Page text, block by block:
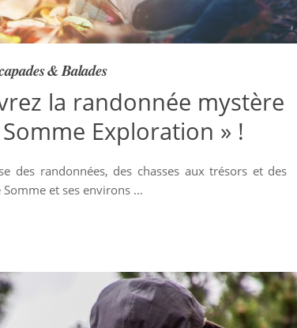
& Balades
la randonnée mystère
Exploration » !
des randonnées, des chasses aux trésors et des
et ses environs …